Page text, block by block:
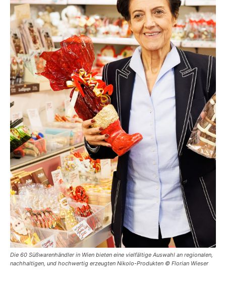
Die 60 Süßwarenhändler in Wien bieten eine vielfältige Auswahl an regionalen,
nachhaltigen, und hochwertig erzeugten Nikolo-Produkten © Florian Wieser